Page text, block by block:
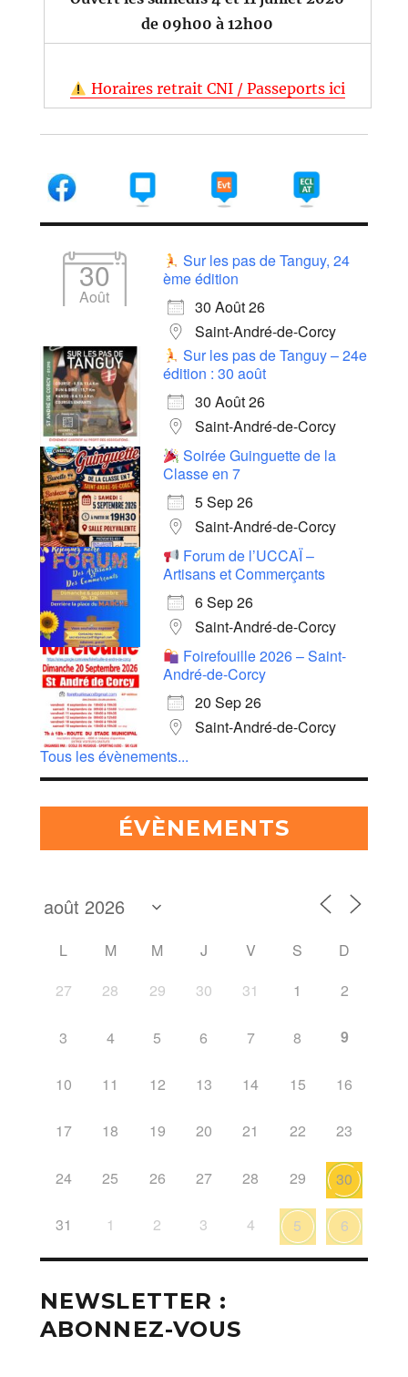
de 09h00 à 12h00
Horaires retrait CNI / Passeports ici
30
Août
Sur les pas de Tanguy, 24
ème édition
30 Août 26
Saint-André-de-Corcy
Sur les pas de Tanguy – 24e
édition : 30 août
30 Août 26
Saint-André-de-Corcy
Soirée Guinguette de la
Classe en 7
5 Sep 26
Saint-André-de-Corcy
Forum de l’UCCAÏ –
Artisans et Commerçants
6 Sep 26
Saint-André-de-Corcy
Foirefouille 2026 – Saint-
André-de-Corcy
20 Sep 26
Saint-André-de-Corcy
Tous les évènements...
ÉVÈNEMENTS
L M M J V S
D
27
28 29 30 31 1 2
3 4 5 6 7 8 9
10 11 12 13 14 15 16
17 18 19 20 21 22 23
24 25 26 27 28 29 30
31 1 2 3 4 5 6
NEWSLETTER :
ABONNEZ-VOUS